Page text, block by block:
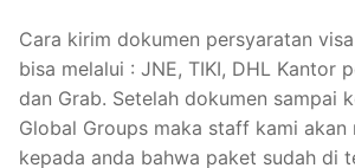
Cara kirim dokumen persyaratan
bisa melalui : JNE, TIKI, DHL Kantor
dan Grab. Setelah dokumen sampai
Global Groups maka staff kami akan
kepada anda bahwa paket sudah di